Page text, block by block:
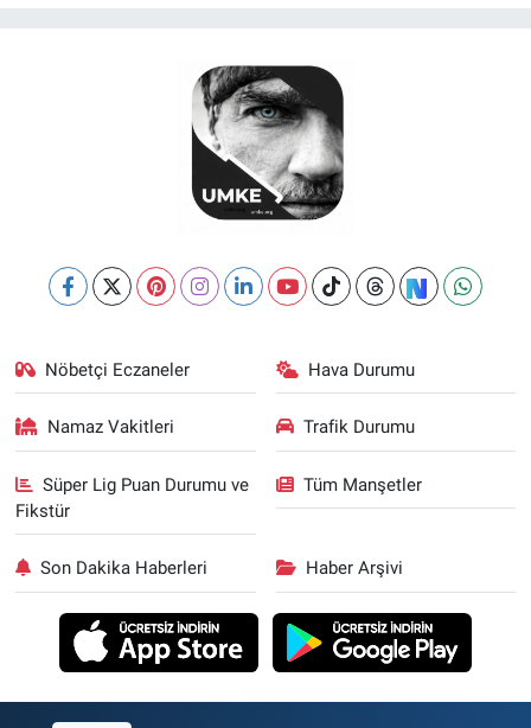
Nöbetçi Eczaneler Hava Durumu
Namaz Vakitleri Trafik Durumu
Süper Lig Puan Durumu ve
Fikstür
Tüm Manşetler
Son Dakika Haberleri Haber Arşivi